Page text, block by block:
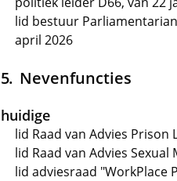
lid bestuur
april 2026
Nevenfuncties
huidige
lid Raad van Advies Prison
lid Raad van Advies
lid adviesraad "WorkPlace